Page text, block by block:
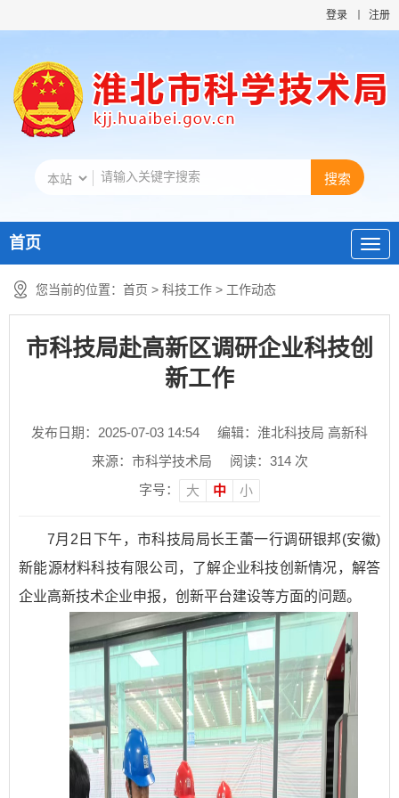
登录 注册
首页
您当前的位置： 首页 > 科技工作 > 工作动态
市科技局赴高新区调研企业科技创
新工作
发布日期：2025-07-03 14:54
编辑：淮北科技局 高新科
来源：市科学技术局
阅读： 314次
字号：
大 中 小
7月2日下午，市科技局局长王蕾一行调研银邦(安徽)
新能源材料科技有限公司，了解企业科技创新情况，解答
企业高新技术企业申报，创新平台建设等方面的问题。